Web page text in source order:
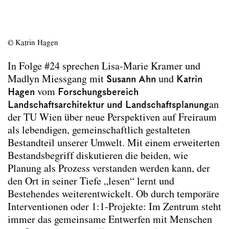
© Katrin Hagen
In Folge #24 sprechen Lisa-Marie Kramer und
Madlyn Miessgang mit Susann Ahn und Katrin
Hagen vom Forschungsbereich
Landschaftsarchitektur und Landschaftsplanungan
der TU Wien über neue Perspektiven auf Freiraum
als lebendigen, gemeinschaftlich gestalteten
Bestandteil unserer Umwelt. Mit einem erweiterten
Bestandsbegriff diskutieren die beiden, wie
Planung als Prozess verstanden werden kann, der
den Ort in seiner Tiefe „lesen“ lernt und
Bestehendes weiterentwickelt. Ob durch temporäre
Interventionen oder 1:1-Projekte: Im Zentrum steht
immer das gemeinsame Entwerfen mit Menschen
Digital formats
Podcast: Zukunft Stadt #24
(2025)
Podcast: Zukunft Stadt #33(2025)
Podcast: Zukunft Stadt #34(2025)
Podcast: Zukunft Stadt #11(2024)
Podcast: A Palaver(2023)
Podcast: Über die Hitze in der Stadt (2023)
Archive
Erasmus
Team
Contact